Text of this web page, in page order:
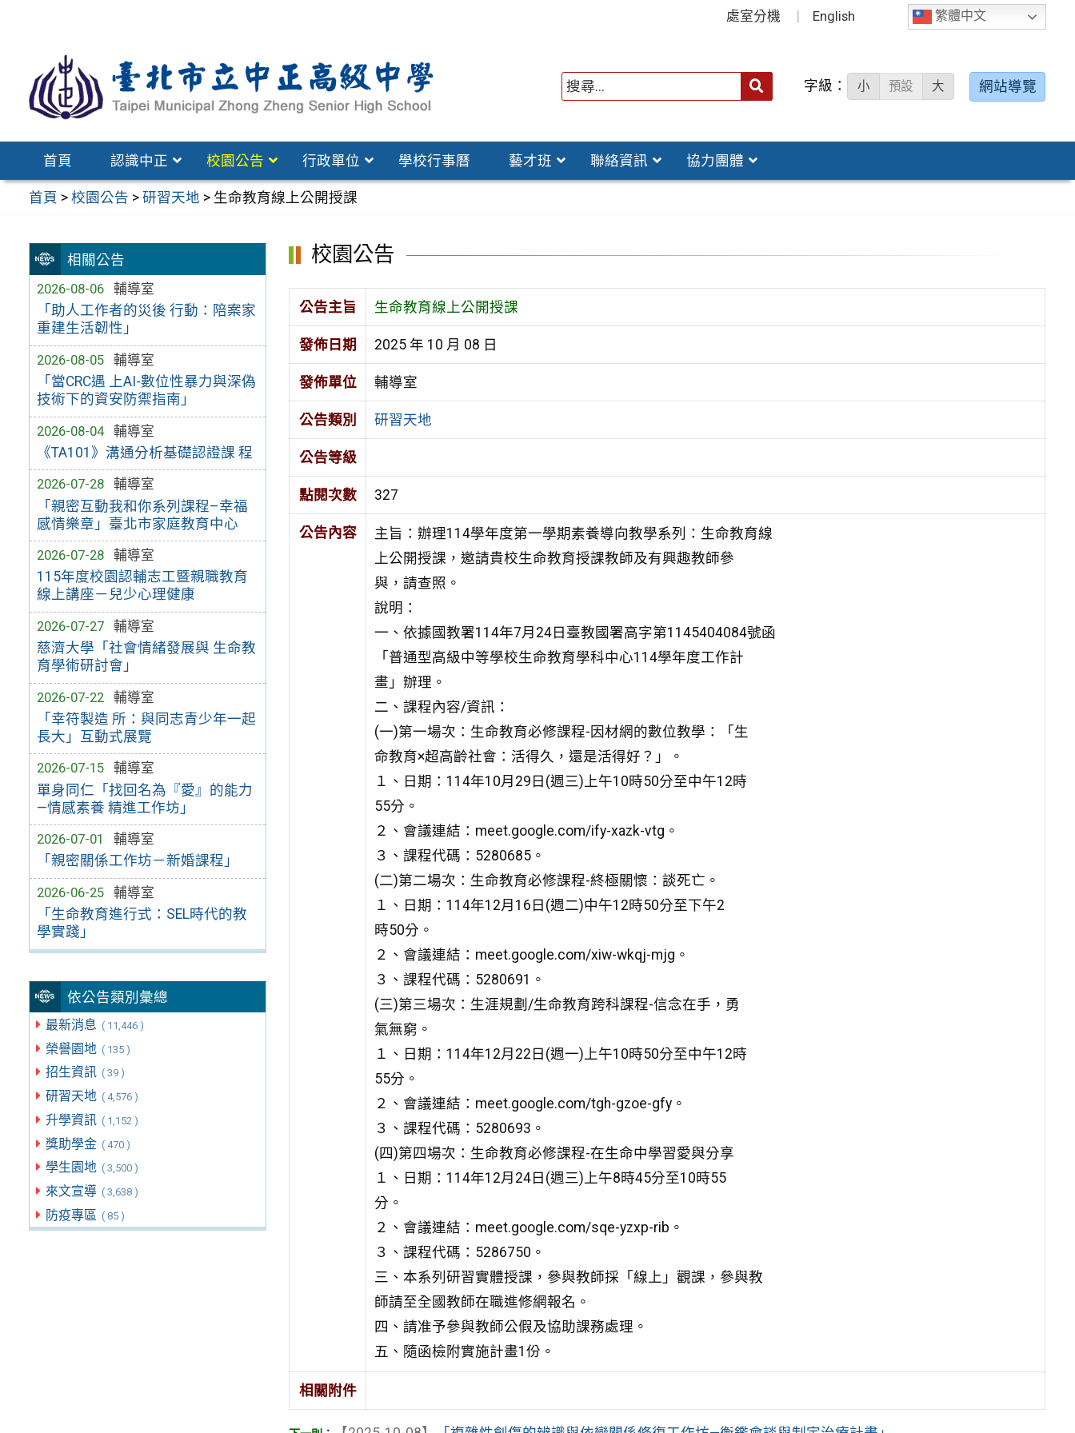
區
繁體中文
處室分機 English
字級： 小 預設 大 網站導覽
首頁 認識中正 校園公告 行政單位 學校行事曆 藝才班 聯絡資訊 協力團體
首頁 >校園公告 >研習天地 > 生命教育線上公開授課
相關公告
2026-08-06
輔導室
「助人工作者的災後 行動：陪案家
重建生活韌性」
2026-08-05
輔導室
「當CRC遇 上AI-數位性暴力與深偽
技術下的資安防禦指南」
2026-08-04
輔導室
《TA101》溝通分析基礎認證課 程
2026-07-28
輔導室
「親密互動我和你系列課程–幸福
感情樂章」臺北市家庭教育中心
2026-07-28
輔導室
115年度校園認輔志工暨親職教育
線上講座－兒少心理健康
2026-07-27
輔導室
慈濟大學「社會情緒發展與 生命教
育學術研討會」
2026-07-22
輔導室
「幸符製造 所：與同志青少年一起
長大」互動式展覽
2026-07-15
輔導室
單身同仁「找回名為『愛』的能力
—情感素養 精進工作坊」
2026-07-01
輔導室
「親密關係工作坊－新婚課程」
2026-06-25
輔導室
「生命教育進行式：SEL時代的教
學實踐」
依公告類別彙總
最新消息 ( 11,446 )
榮譽園地 ( 135 )
招生資訊 ( 39 )
研習天地 ( 4,576 )
升學資訊 ( 1,152 )
獎助學金 ( 470 )
學生園地 ( 3,500 )
來文宣導 ( 3,638 )
防疫專區 ( 85 )
校園公告
公告主旨 生命教育線上公開授課
發佈日期 2025 年 10 月 08 日
發佈單位 輔導室
公告類別 研習天地
公告等級
點閱次數 327
公告內容
主旨：辦理114學年度第一學期素養導向教學系列：生命教育線
上公開授課，邀請貴校生命教育授課教師及有興趣教師參
與，請查照。
說明：
一、依據國教署114年7月24日臺教國署高字第1145404084號函
「普通型高級中等學校生命教育學科中心114學年度工作計
畫」辦理。
二、課程內容/資訊：
(一)第一場次：生命教育必修課程-因材網的數位教學：「生
命教育×超高齡社會：活得久，還是活得好？」。
１、日期：114年10月29日(週三)上午10時50分至中午12時
55分。
２、會議連結：meet.google.com/ify-xazk-vtg。
３、課程代碼：5280685。
(二)第二場次：生命教育必修課程-終極關懷：談死亡。
１、日期：114年12月16日(週二)中午12時50分至下午2
時50分。
２、會議連結：meet.google.com/xiw-wkqj-mjg。
３、課程代碼：5280691。
(三)第三場次：生涯規劃/生命教育跨科課程-信念在手，勇
氣無窮。
１、日期：114年12月22日(週一)上午10時50分至中午12時
55分。
２、會議連結：meet.google.com/tgh-gzoe-gfy。
３、課程代碼：5280693。
(四)第四場次：生命教育必修課程-在生命中學習愛與分享
１、日期：114年12月24日(週三)上午8時45分至10時55
分。
２、會議連結：meet.google.com/sqe-yzxp-rib。
３、課程代碼：5286750。
三、本系列研習實體授課，參與教師採「線上」觀課，參與教
師請至全國教師在職進修網報名。
四、請准予參與教師公假及協助課務處理。
五、隨函檢附實施計畫1份。
相關附件